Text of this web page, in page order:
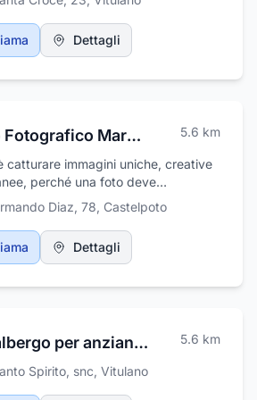
Dettagli
Studio Fotografico Marcello Iannelli 5.6 km
catturare immagini uniche, creative
perché una foto deve
e, soprattutto, emozionare.
Diaz, 78, Castelpoto
Dettagli
Casa albergo per anziani "Card. Camillo Mazzella" 5.6 km
Spirito, snc, Vitulano